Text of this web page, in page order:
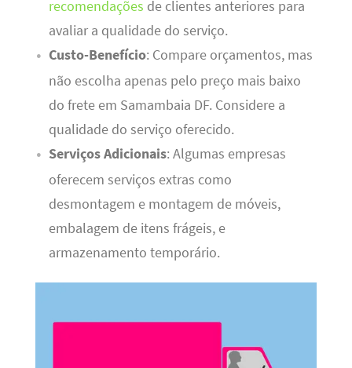
recomendações de clientes anteriores para
avaliar a qualidade do serviço.
Custo-Benefício: Compare orçamentos, mas
não escolha apenas pelo preço mais baixo
do frete em Samambaia DF. Considere a
qualidade do serviço oferecido.
Serviços Adicionais: Algumas empresas
oferecem serviços extras como
desmontagem e montagem de móveis,
embalagem de itens frágeis, e
armazenamento temporário.